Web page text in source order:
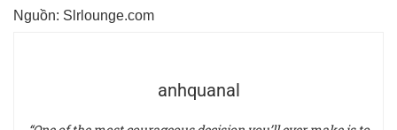
Nguồn: Slrlounge.com
anhquanal